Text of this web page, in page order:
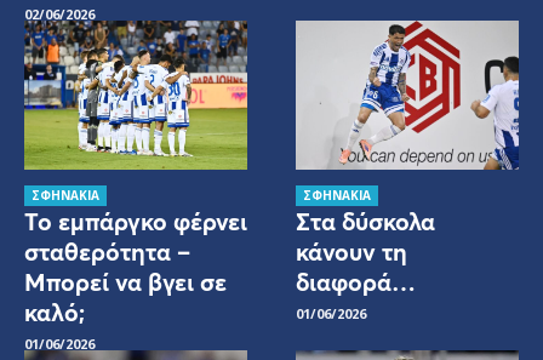
02/06/2026
ΣΦΗΝΑΚΙΑ
Το εμπάργκο φέρνει
σταθερότητα –
Μπορεί να βγει σε
καλό;
01/06/2026
ΣΦΗΝΑΚΙΑ
Στα δύσκολα
κάνουν τη
διαφορά…
01/06/2026